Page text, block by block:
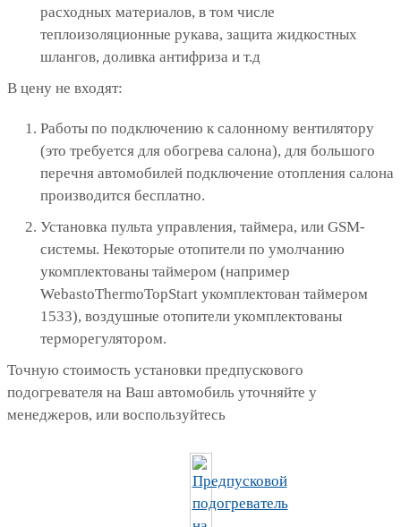
расходных материалов, в том числе
теплоизоляционные рукава, защита жидкостных
шлангов, доливка антифриза и т.д
В цену не входят:
Работы по подключению к салонному вентилятору
(это требуется для обогрева салона), для большого
перечня автомобилей подключение отопления салона
производится бесплатно.
Установка пульта управления, таймера, или GSM-
системы. Некоторые отопители по умолчанию
укомплектованы таймером (например
WebastoThermoTopStart укомплектован таймером
1533), воздушные отопители укомплектованы
терморегулятором.
Точную стоимость установки предпускового
подогревателя на Ваш автомобиль уточняйте у
менеджеров, или воспользуйтесь